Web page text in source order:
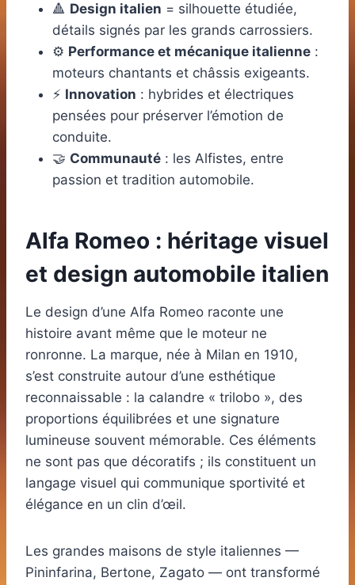
🔺 Design italien = silhouette étudiée,
détails signés par les grands carrossiers.
⚙️ Performance et mécanique italienne :
moteurs chantants et châssis exigeants.
⚡ Innovation : hybrides et électriques
pensées pour préserver l’émotion de
conduite.
🤝 Communauté : les Alfistes, entre
passion et tradition automobile.
Alfa Romeo : héritage visuel
et design automobile italien
Le design d’une Alfa Romeo raconte une
histoire avant même que le moteur ne
ronronne. La marque, née à Milan en 1910,
s’est construite autour d’une esthétique
reconnaissable : la calandre « trilobo », des
proportions équilibrées et une signature
lumineuse souvent mémorable. Ces éléments
ne sont pas que décoratifs ; ils constituent un
langage visuel qui communique sportivité et
élégance en un clin d’œil.
Les grandes maisons de style italiennes —
Pininfarina, Bertone, Zagato — ont transformé